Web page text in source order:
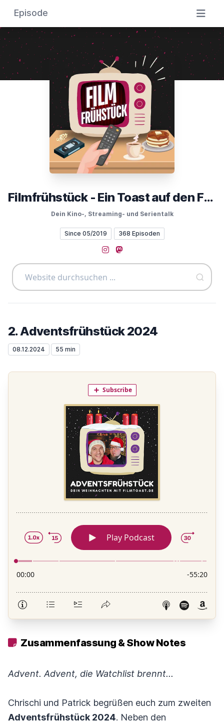
Episode
Filmfrühstück - Ein Toast auf den Film
Dein Kino-, Streaming- und Serientalk
Since 05/2019 368 Episoden
Instagram
Mastodon
2. Adventsfrühstück 2024
08.12.2024 55 min
Zusammenfassung & Show Notes
Advent. Advent, die Watchlist brennt...
Chrischi und Patrick begrüßen euch zum zweiten
Adventsfrühstück 2024. Neben den